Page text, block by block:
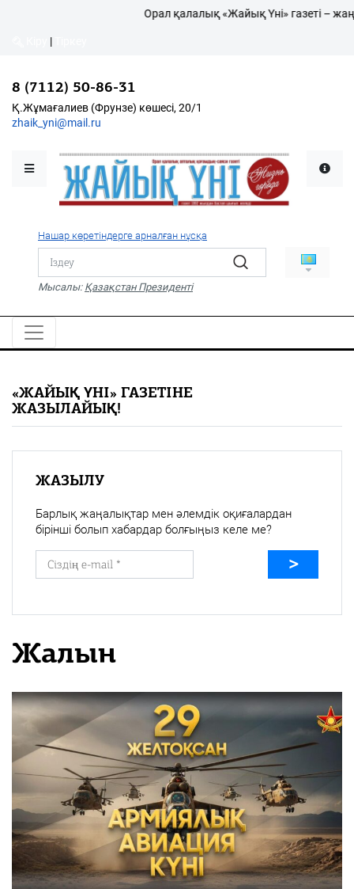
Қалалықтар қаперіне
Қоғам
Дені сау ұлт
Спорт
Жалын
PDF
«Жайық үні» — 33 жыл
Каталог
Орал қалалық «Жайық Үні» газеті –
|
8 (7112) 50-86-31
Қ.Жұмағалиев (Фрунзе) көшесі, 20/1
zhaik_yni@mail.ru
Нашар көретіндерге арналған нұсқа
Мысалы: Қазақстан Президенті
Жалын
«ЖАЙЫҚ ҮНІ» ГАЗЕТІНЕ
ЖАЗЫЛАЙЫҚ!
ЖАЗЫЛУ
Барлық жаңалықтар мен әлемдік оқиғалардан
бірінші болып хабардар болғыңыз келе ме?